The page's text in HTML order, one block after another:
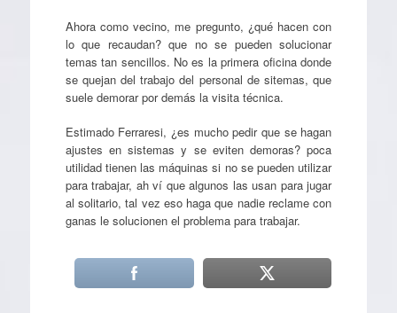
Ahora como vecino, me pregunto, ¿qué hacen con
lo que recaudan? que no se pueden solucionar
temas tan sencillos. No es la primera oficina donde
se quejan del trabajo del personal de sitemas, que
suele demorar por demás la visita técnica.
Estimado Ferraresi, ¿es mucho pedir que se hagan
ajustes en sistemas y se eviten demoras? poca
utilidad tienen las máquinas si no se pueden utilizar
para trabajar, ah ví que algunos las usan para jugar
al solitario, tal vez eso haga que nadie reclame con
ganas le solucionen el problema para trabajar.